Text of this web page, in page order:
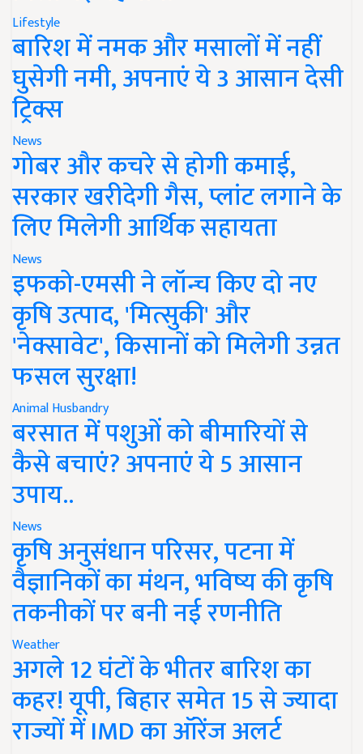
Lifestyle
बारिश में नमक और मसालों में नहीं
घुसेगी नमी, अपनाएं ये 3 आसान देसी
ट्रिक्स
News
गोबर और कचरे से होगी कमाई,
सरकार खरीदेगी गैस, प्लांट लगाने के
लिए मिलेगी आर्थिक सहायता
News
इफको-एमसी ने लॉन्च किए दो नए
कृषि उत्पाद, 'मित्सुकी' और
'नेक्सावेट', किसानों को मिलेगी उन्नत
फसल सुरक्षा!
Animal Husbandry
बरसात में पशुओं को बीमारियों से
कैसे बचाएं? अपनाएं ये 5 आसान
उपाय..
News
कृषि अनुसंधान परिसर, पटना में
वैज्ञानिकों का मंथन, भविष्य की कृषि
तकनीकों पर बनी नई रणनीति
Weather
अगले 12 घंटों के भीतर बारिश का
कहर! यूपी, बिहार समेत 15 से ज्यादा
राज्यों में IMD का ऑरेंज अलर्ट